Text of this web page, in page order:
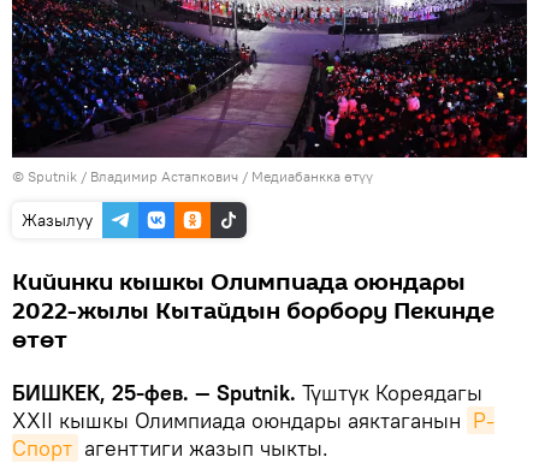
© Sputnik / Владимир Астапкович / Медиабанкка өтүү
Жазылуу
Кийинки кышкы Олимпиада оюндары
2022-жылы Кытайдын борбору Пекинде
өтөт
БИШКЕК, 25-фев. — Sputnik. Түштүк Кореядагы
XXII кышкы Олимпиада оюндары аяктаганын Р-
Спорт агенттиги жазып чыкты.